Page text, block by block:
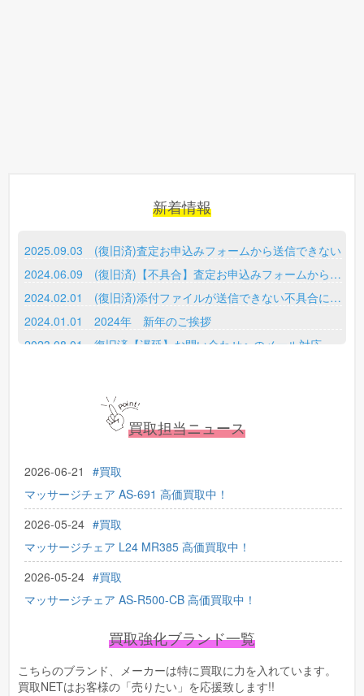
新着情報
2025.09.03 (復旧済)査定お申込みフォームから送信できない
2024.06.09 (復旧済)【不具合】査定お申込みフォームから送信できない
2024.02.01 (復旧済)添付ファイルが送信できない不具合に関して
2024.01.01 2024年 新年のご挨拶
2023.04.14 買取担当ニュースをリリース
2022.01.22 【確認メールの復旧】
買取担当ニュース
2026-06-21
#買取
マッサージチェア AS-691 高価買取中！
2026-05-24 #買取
マッサージチェア L24 MR385 高価買取中！
2026-05-24 #買取
マッサージチェア AS-R500-CB 高価買取中！
#買取
マッサージチェア EP-MA61 高価買取中！
2026-03-28 #買取
買取強化ブランド一覧
こちらのブランド、メーカーは特に買取に力を入れています。
買取NETはお客様の「売りたい」を応援致します!!